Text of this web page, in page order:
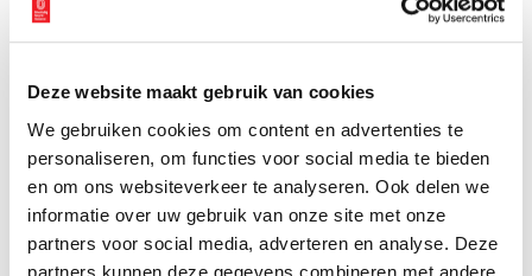
Deze website maakt gebruik van cookies
We gebruiken cookies om content en advertenties te
personaliseren, om functies voor social media te bieden
en om ons websiteverkeer te analyseren. Ook delen we
informatie over uw gebruik van onze site met onze
partners voor social media, adverteren en analyse. Deze
partners kunnen deze gegevens combineren met andere
Amsterdam kent zo’n tienduizend dier- en plantensoorten. Ook
in en om de grachten zijn er heel veel verschillende dieren te
vinden, wat opvallend is voor een grote stad. Het water van de
grachten wordt steeds schoner waardoor er meer vissoorten te
vinden zijn. Daarin zwemmen eenden, futen en nestelen
meerkoeten. Langs de grachten jagen katten, scharrelen ratten
en zelfs exotische rivierkreeften. In de lucht erboven vliegen
3 min